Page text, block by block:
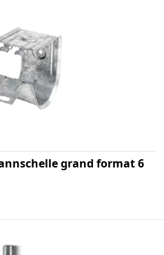
grand format 6